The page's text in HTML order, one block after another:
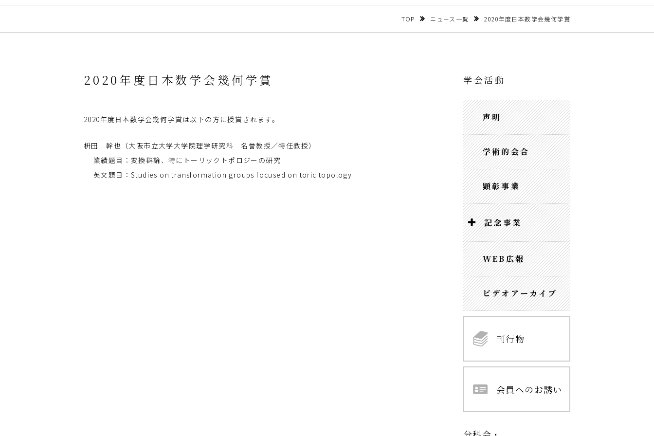
TOP ニュース一覧 2020年度日本数学会幾何学賞
2020年度日本数学会幾何学賞
2020年度日本数学会幾何学賞は以下の方に授賞されます。
枡田 幹也（大阪市立大学大学院理学研究科 名誉教授／特任教授）
業績題目：変換群論、特にトーリックトポロジーの研究
英文題目：Studies on transformation groups focused on toric topology
学会活動
声明
学術的会合
顕彰事業
記念事業
WEB広報
ビデオアーカイブ
刊行物
会員へのお誘い